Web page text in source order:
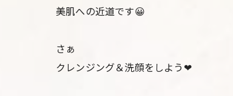
美肌への近道です😀
さぁ
クレンジング＆洗顔をしよう❤︎